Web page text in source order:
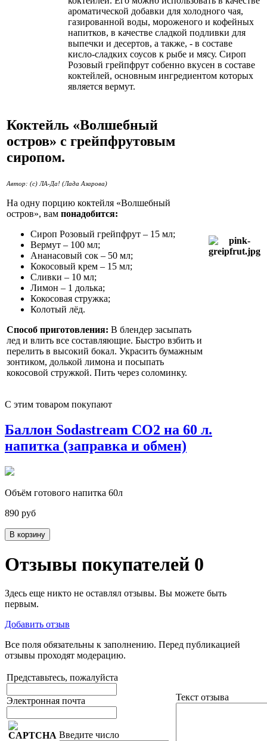
ароматической добавки для холодного чая,
газированной воды, мороженого и кофейных
напитков, в качестве сладкой подливки для
выпечки и десертов, а также, - в составе
кисло-сладких соусов к рыбе и мясу. Сироп
Розовый грейпфрут собенно вкусен в составе
коктейлей, основным ингредиентом которых
является вермут.
Коктейль «Волшебный
остров» с грейпфрутовым
сиропом.
Автор: (с) ЛА-Да! (Лада Азарова)
На одну порцию коктейля «Волшебный
остров», вам понадобится:
Сироп Розовый грейпфрут – 15 мл;
Вермут – 100 мл;
Ананасовый сок – 50 мл;
Кокосовый крем – 15 мл;
Сливки – 10 мл;
Лимон – 1 долька;
Кокосовая стружка;
Колотый лёд.
Способ приготовления: В блендер засыпать
лед и влить все составляющие. Быстро взбить и
перелить в высокий бокал. Украсить бумажным
зонтиком, долькой лимона и посыпать
кокосовой стружкой. Пить через соломинку.
С этим товаром покупают
Баллон Sodastream CO2 на 60 л.
напитка (заправка и обмен)
Объём готового напитка 60л
890 руб
В корзину
Отзывы покупателей 0
Здесь еще никто не оставлял отзывы. Вы можете быть
первым.
Добавить отзыв
Все поля обязательны к заполнению. Перед публикацией
отзывы проходят модерацию.
Представьтесь, пожалуйста
Электронная почта
Введите число
Текст отзыва